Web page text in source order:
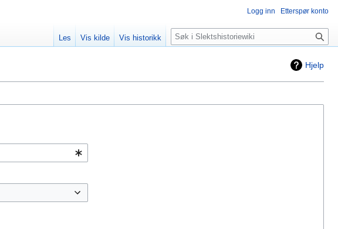
Hjelp
Logg inn Etterspør konto
Les Vis kilde Vis historikk
Søk